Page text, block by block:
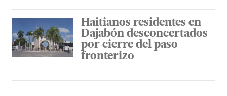
Haitianos residentes en
Dajabón desconcertados
por cierre del paso
fronterizo